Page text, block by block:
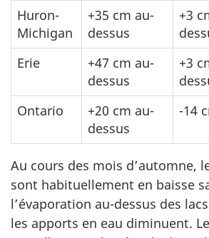
Huron-
Michigan
+35 cm au-
dessus
+3
Erie
+47 cm au-
dessus
+3
Ontario
+20 cm au-
dessus
-14
Au cours des mois d’automne,
sont habituellement en baisse
l’évaporation au-dessus des
les apports en eau diminuent.